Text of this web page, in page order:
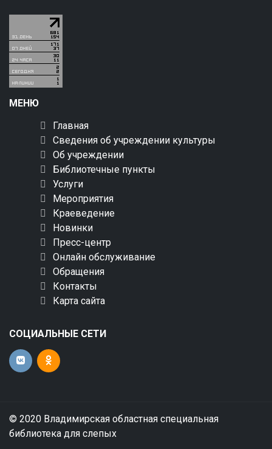
МЕНЮ
Главная
Сведения об учреждении культуры
Об учреждении
Библиотечные пункты
Услуги
Мероприятия
Краеведение
Новинки
Пресс-центр
Онлайн обслуживание
Обращения
Контакты
Карта сайта
СОЦИАЛЬНЫЕ СЕТИ
© 2020 Владимирская областная специальная
библиотека для слепых